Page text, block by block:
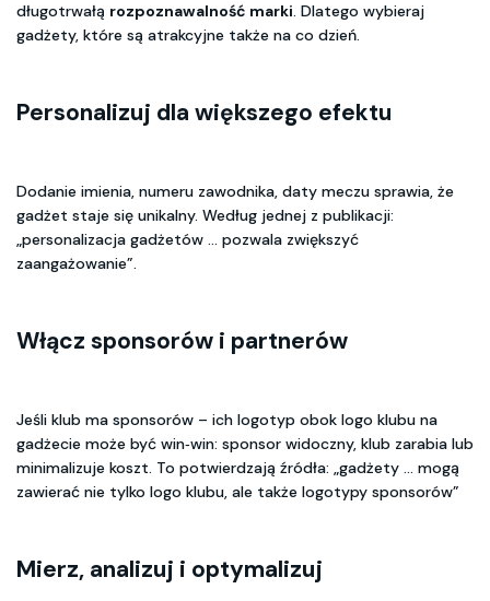
długotrwałą rozpoznawalność marki. Dlatego wybieraj
gadżety, które są atrakcyjne także na co dzień.
Personalizuj dla większego efektu
Dodanie imienia, numeru zawodnika, daty meczu sprawia, że
gadżet staje się unikalny. Według jednej z publikacji:
„personalizacja gadżetów … pozwala zwiększyć
zaangażowanie”.
Włącz sponsorów i partnerów
Jeśli klub ma sponsorów – ich logotyp obok logo klubu na
gadżecie może być win‑win: sponsor widoczny, klub zarabia lub
minimalizuje koszt. To potwierdzają źródła: „gadżety … mogą
zawierać nie tylko logo klubu, ale także logotypy sponsorów”
Mierz, analizuj i optymalizuj